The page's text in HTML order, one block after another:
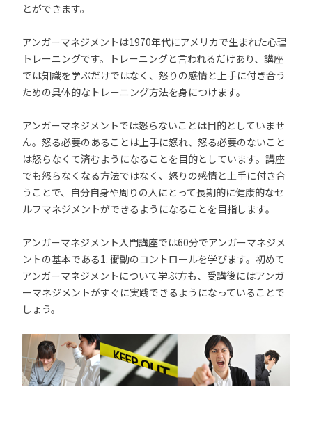
とができます。
アンガーマネジメントは1970年代にアメリカで生まれた心理
トレーニングです。トレーニングと言われるだけあり、講座
では知識を学ぶだけではなく、怒りの感情と上手に付き合う
ための具体的なトレーニング方法を身につけます。
アンガーマネジメントでは怒らないことは目的としていませ
ん。怒る必要のあることは上手に怒れ、怒る必要のないこと
は怒らなくて済むようになることを目的としています。講座
でも怒らなくなる方法ではなく、怒りの感情と上手に付き合
うことで、自分自身や周りの人にとって長期的に健康的なセ
ルフマネジメントができるようになることを目指します。
アンガーマネジメント入門講座では60分でアンガーマネジメ
ントの基本である1. 衝動のコントロールを学びます。初めて
アンガーマネジメントについて学ぶ方も、受講後にはアンガ
ーマネジメントがすぐに実践できるようになっていることで
しょう。